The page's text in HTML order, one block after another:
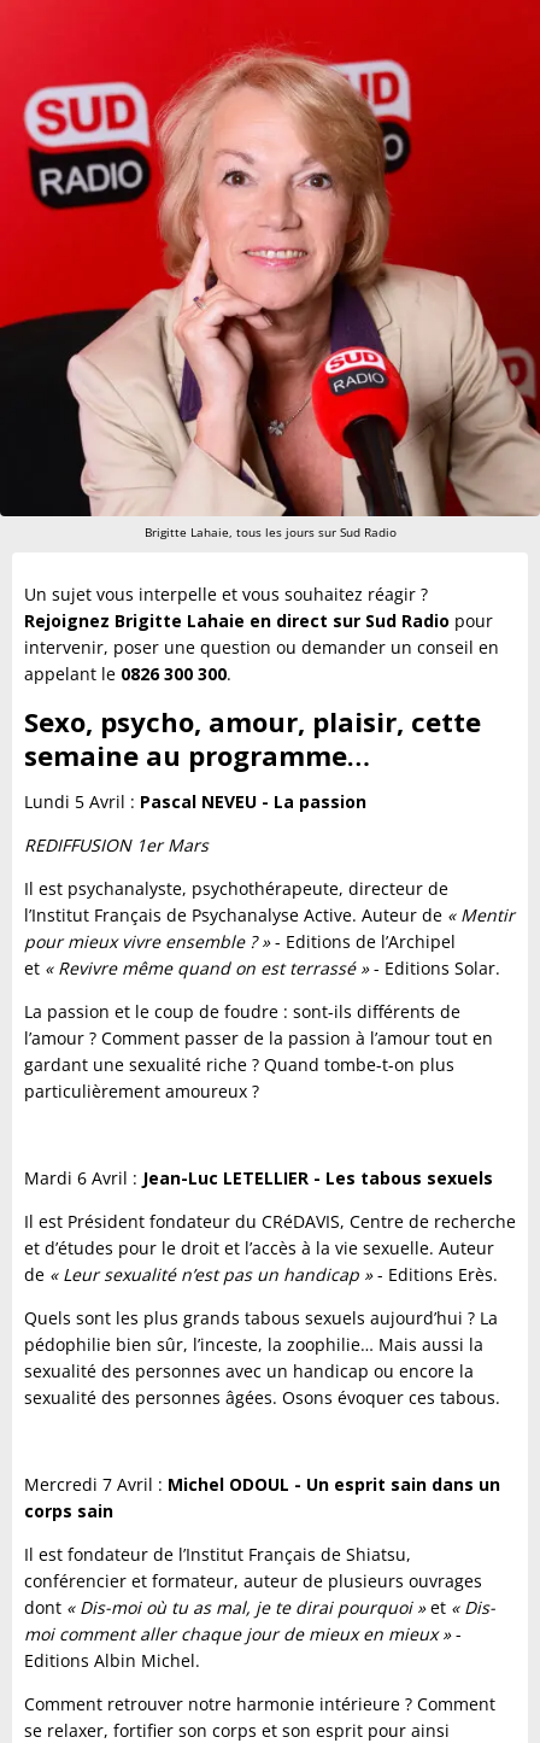
Brigitte Lahaie, tous les jours sur Sud Radio
Un sujet vous interpelle et vous souhaitez réagir ?
Rejoignez Brigitte Lahaie en direct sur Sud Radio pour
intervenir, poser une question ou demander un conseil en
appelant le 0826 300 300.
Sexo, psycho, amour, plaisir, cette
semaine au programme…
Lundi 5 Avril : Pascal NEVEU - La passion
REDIFFUSION 1er Mars
Il est psychanalyste, psychothérapeute, directeur de
l’Institut Français de Psychanalyse Active. Auteur de « Mentir
pour mieux vivre ensemble ? »- Editions de l’Archipel
et « Revivre même quand on est terrassé »- Editions Solar.
La passion et le coup de foudre : sont-ils différents de
l’amour ? Comment passer de la passion à l’amour tout en
gardant une sexualité riche ? Quand tombe-t-on plus
particulièrement amoureux ?
Mardi 6 Avril : Jean-Luc LETELLIER - Les tabous sexuels
Il est Président fondateur du CRéDAVIS, Centre de recherche
et d’études pour le droit et l’accès à la vie sexuelle. Auteur
de « Leur sexualité n’est pas un handicap »- Editions Erès.
Quels sont les plus grands tabous sexuels aujourd’hui ? La
pédophilie bien sûr, l’inceste, la zoophilie… Mais aussi la
sexualité des personnes avec un handicap ou encore la
sexualité des personnes âgées. Osons évoquer ces tabous.
Mercredi 7 Avril : Michel ODOUL - Un esprit sain dans un
corps sain
Il est fondateur de l’Institut Français de Shiatsu,
conférencier et formateur, auteur de plusieurs ouvrages
dont « Dis-moi où tu as mal, je te dirai pourquoi »et « Dis-
moi comment aller chaque jour de mieux en mieux »-
Editions Albin Michel.
Comment retrouver notre harmonie intérieure ? Comment
se relaxer, fortifier son corps et son esprit pour ainsi